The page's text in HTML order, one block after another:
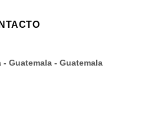
Guatemala - Guatemala